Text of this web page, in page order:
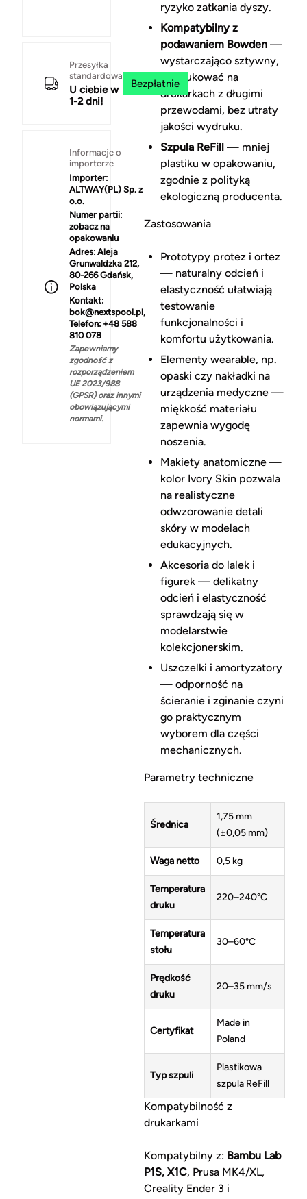
Przesyłka
standardowa
U ciebie w
1-2 dni!
Bezpłatnie
Informacje o
importerze
Importer:
ALTWAY(PL) Sp. z
o.o.
Numer partii:
zobacz na
opakowaniu
Adres: Aleja
Grunwaldzka 212,
80-266 Gdańsk,
Polska
Kontakt:
bok@nextspool.pl,
Telefon: +48 588
810 078
Zapewniamy
zgodność z
rozporządzeniem
UE 2023/988
(GPSR) oraz innymi
obowiązującymi
normami.
ryzyko zatkania dyszy.
Kompatybilny z
podawaniem Bowden—
wystarczająco sztywny,
by drukować na
drukarkach z długimi
przewodami, bez utraty
jakości wydruku.
Szpula ReFill— mniej
plastiku w opakowaniu,
zgodnie z polityką
ekologiczną producenta.
Zastosowania
Prototypy protez i ortez
— naturalny odcień i
elastyczność ułatwiają
testowanie
funkcjonalności i
komfortu użytkowania.
Elementy wearable, np.
opaski czy nakładki na
urządzenia medyczne —
miękkość materiału
zapewnia wygodę
noszenia.
Makiety anatomiczne —
kolor Ivory Skin pozwala
na realistyczne
odwzorowanie detali
skóry w modelach
edukacyjnych.
Akcesoria do lalek i
figurek — delikatny
odcień i elastyczność
sprawdzają się w
modelarstwie
kolekcjonerskim.
Uszczelki i amortyzatory
— odporność na
ścieranie i zginanie czyni
go praktycznym
wyborem dla części
mechanicznych.
Parametry techniczne
Średnica
1,75 mm
(±0,05 mm)
Waga netto 0,5 kg
Temperatura
druku
220–240°C
Temperatura
stołu
30–60°C
Prędkość
druku
20–35 mm/s
Certyfikat
Made in
Poland
Typ szpuli
Plastikowa
szpula ReFill
Kompatybilność z
drukarkami
Kompatybilny z: Bambu Lab
P1S, X1C, Prusa MK4/XL,
Creality Ender 3 i